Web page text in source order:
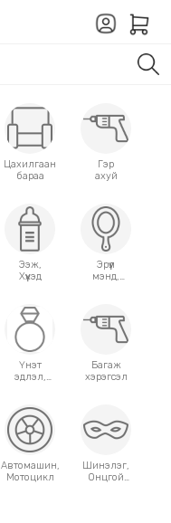
Цахилгаан
бараа
Гэр
ахуй
Ээж,
Хүүхэд
Эрүүл
мэнд,
Үнэт
эдлэл,
Багаж
хэрэгсэл
Автомашин,
Мотоцикл
Шинэлэг,
Онцгой